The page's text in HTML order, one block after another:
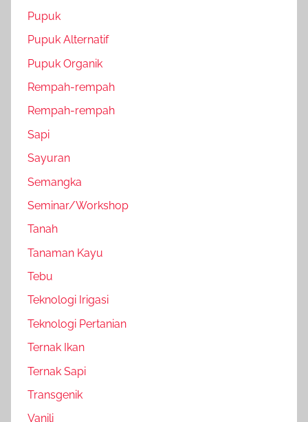
Pupuk
Pupuk Alternatif
Pupuk Organik
Rempah-rempah
Rempah-rempah
Sapi
Sayuran
Semangka
Seminar/Workshop
Tanah
Tanaman Kayu
Tebu
Teknologi Irigasi
Teknologi Pertanian
Ternak Ikan
Ternak Sapi
Transgenik
Vanili